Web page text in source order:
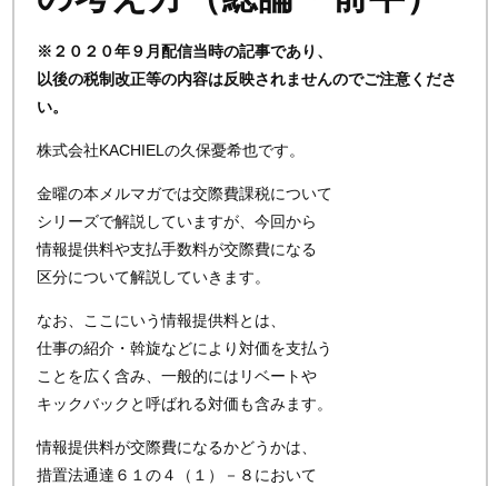
※２０２０年９月配信当時の記事であり、
以後の税制改正等の内容は反映されませんのでご注意くださ
い。
株式会社KACHIELの久保憂希也です。
金曜の本メルマガでは交際費課税について
シリーズで解説していますが、今回から
情報提供料や支払手数料が交際費になる
区分について解説していきます。
なお、ここにいう情報提供料とは、
仕事の紹介・斡旋などにより対価を支払う
ことを広く含み、一般的にはリベートや
キックバックと呼ばれる対価も含みます。
情報提供料が交際費になるかどうかは、
措置法通達６１の４（１）－８において